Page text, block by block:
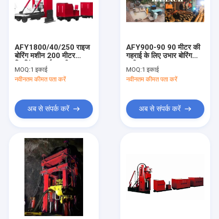
AFY1800/40/250 राइज
बोरिंग मशीन 200 मीटर
ड्रिलिंग गहराई आरबीआर
राइज बोरिंग रिग
MOQ:1 इकाई
नवीनतम कीमत पता करें
अब से संपर्क करें
AFY900-90 90 मीटर की
गहराई के लिए उभार बोरिंग
MOQ:1 इकाई
नवीनतम कीमत पता करें
अब से संपर्क करें